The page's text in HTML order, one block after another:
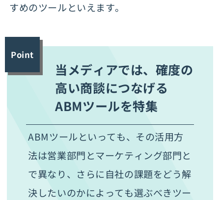
すめのツールといえます。
Point
当メディアでは、確度の
高い商談につなげる
ABMツールを特集
ABMツールといっても、その活用方
法は営業部門とマーケティング部門と
で異なり、さらに自社の課題をどう解
決したいのかによっても選ぶべきツー